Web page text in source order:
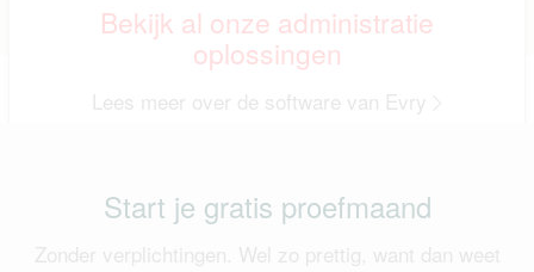
Bekijk al onze administratie
oplossingen
Lees meer over de software van Evry
Start je gratis proefmaand